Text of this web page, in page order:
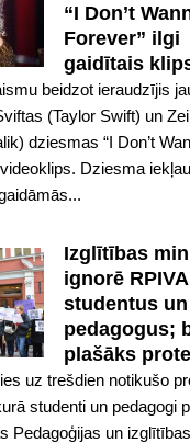
“I Don’t
Forever” ilgi
gaidītais
beidzot ieraudzījis
(Taylor Swift) un
dziesmas “I Don’t
Dziesma
Izglītības
ignorē RPIVA
studentus un
pedagogus;
plašāks
uz trešdien notikušo
studenti un pedagogi
Pedagoģijas un